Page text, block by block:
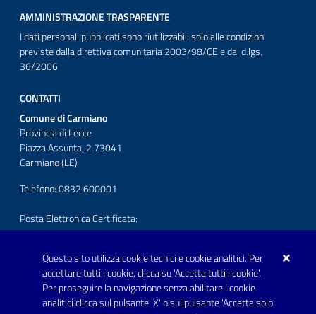
Questo sito utilizza cookie tecnici e cookie analitici. Per
accettare tutti i cookie, clicca su 'Accetta tutti i cookie'.
Per proseguire la navigazione senza abilitare i cookie
analitici clicca sul pulsante 'X' o sul pulsante 'Accetta solo
AMMINISTRAZIONE TRASPARENTE
I dati personali pubblicati sono riutilizzabili solo alle condizioni
previste dalla direttiva comunitaria 2003/98/CE e dal d.lgs.
36/2006
CONTATTI
Comune di Carmiano
Provincia di Lecce
Piazza Assunta, 2 73041
Carmiano (LE)
Telefono: 0832 600001
Posta Elettronica Certificata:
protocollo.comunecarmiano@pec.rupar.puglia.it
URP - Ufficio Relazioni con il Pubblico
SEGUICI SU